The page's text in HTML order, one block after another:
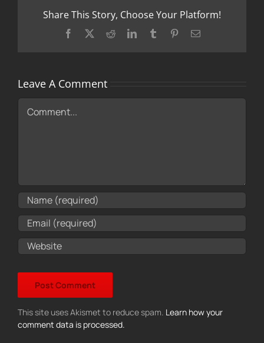
Share This Story, Choose Your Platform!
Facebook RedditLinkedInTumblr PinterestEmail
Leave A Comment
Comment
This site uses Akismet to reduce spam. Learn how your
comment data is processed.